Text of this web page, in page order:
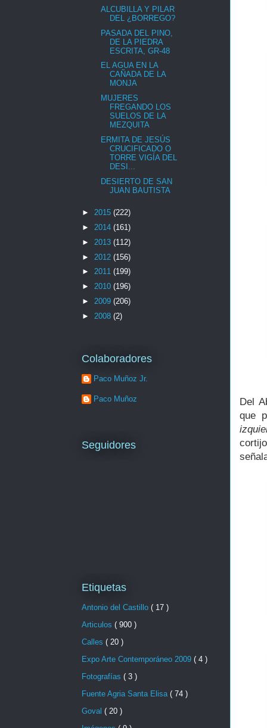
Del
que
ALCUBILLA Y PILAR
DEL ¿BORREGO?
PASADA DEL PINO,
DE LA PIEDRA
ESCRITA, GR-48
EL AGUA EN LA
CAÑADA DE LA
MONJA
MUJERES
FREGANDO LOS
SUELOS DE LA
MEZQUITA
ERMITA DE JESÚS
CRUCIFICADO O
TORRE VIGÍA DEL
DESI...
DESIERTO DE SAN
JUAN BAUTISTA
► 2015 (222)
► 2014 (161)
► 2013 (112)
► 2012 (156)
► 2011 (199)
► 2010 (196)
► 2009 (206)
► 2008 (2)
Colaboradores
Paco Muñoz Jr.
Paco Muñoz
Seguidores
Etiquetas
Antonio del Castillo ( 17 )
Articulos ( 900 )
Calles ( 20 )
Expo Arte Contemporáneo 2009 ( 4 )
Fotografías ( 3 )
Fuente Agria Santa Elisa ( 74 )
Goval ( 20 )